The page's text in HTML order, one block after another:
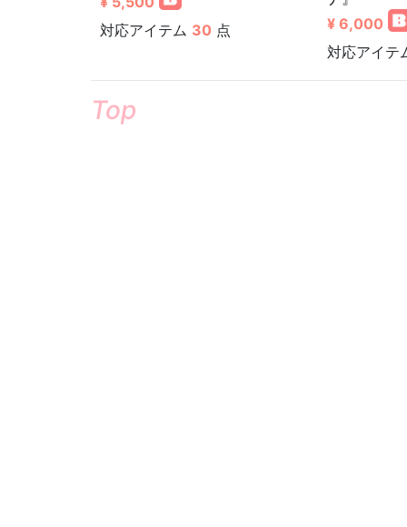
対応アイテム 30 点
¥ 6,000
対応アイテ
Top